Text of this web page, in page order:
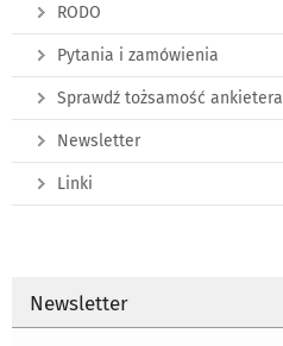
RODO
Pytania i zamówienia
Sprawdź tożsamość ankietera
Newsletter
Linki
Newsletter